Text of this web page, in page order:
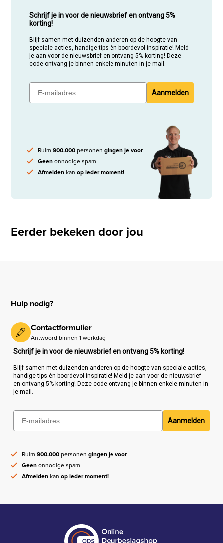
Schrijf je in voor de nieuwsbrief en ontvang 5%
korting!
Blijf samen met duizenden anderen op de hoogte van
speciale acties, handige tips én boordevol inspiratie! Meld
je aan voor de nieuwsbrief en ontvang 5% korting! Deze
code ontvang je binnen enkele minuten in je mail.
Aanmelden
Ruim900.000personengingen je voor
Geenonnodige spam
Afmeldenkanop ieder moment!
Eerder bekeken door jou
Hulp nodig?
Contactformulier
Antwoord binnen 1 werkdag
Schrijf je in voor de nieuwsbrief en ontvang 5% korting!
Blijf samen met duizenden anderen op de hoogte van speciale acties,
handige tips én boordevol inspiratie! Meld je aan voor de nieuwsbrief
en ontvang 5% korting! Deze code ontvang je binnen enkele minuten in
je mail.
Aanmelden
Ruim900.000personengingen je voor
Geenonnodige spam
Afmeldenkanop ieder moment!